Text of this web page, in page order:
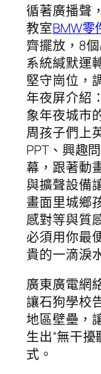
循著廣播聲
教室BMW零
齊擺放，8
系統緘默運
堅守崗位，
年夜屏介紹
象年夜城市
周孩子們上
PPT、興趣
幕，跟著動
與擴聲設備
畫面里城鄉
感對等與質
必須用你最
貴的一滴淚
廣東廣電網
讓石狗學校
地區壁壘，
生出“無干
式。